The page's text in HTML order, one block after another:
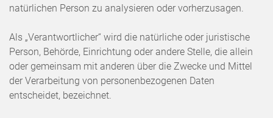
natürlichen Person zu analysieren oder vorherzusagen.
Als „Verantwortlicher“ wird die natürliche oder juristische
Person, Behörde, Einrichtung oder andere Stelle, die allein
oder gemeinsam mit anderen über die Zwecke und Mittel
der Verarbeitung von personenbezogenen Daten
entscheidet, bezeichnet.